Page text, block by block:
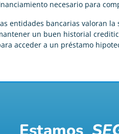
necesario para
entidades bancarias valoran
un buen historial
acceder a un préstamo